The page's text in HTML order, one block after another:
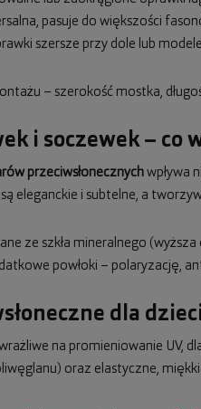
pasuje do większości
szersze przy dole lub
– szerokość mostka,
i soczewek – co
przeciwsłonecznych wpływa
eleganckie i subtelne, a
ze szkła mineralnego
powłoki – polaryzację,
dla
na promieniowanie UV,
oraz elastyczne,